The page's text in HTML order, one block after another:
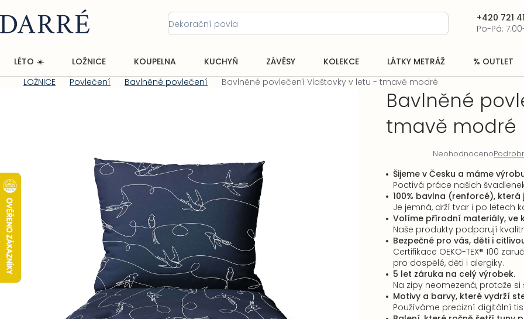
na
obsah
+420 721
Po-Pá:
LÉTO ☀️ LOŽNICE KOUPELNA KUCHYŇ ZÁVĚSY KOLEKCE LÁTKY METRÁŽ % OUTLET
LOŽNICE Povlečení Bavlněné povlečení Bavlněné povlečení Vlaštovky v letu - tmavě modré
Bavlněné
tmavě modré
hodnocení
produktu
0,0
hvězdiček.
Neohodnoceno
Šijeme v Česku a máme
Poctivá práce našich
100% bavlna (renforcé),
Je jemná, drží tvar i po letech
Volíme přírodní materiály, ve
Naše produkty podporují
Bezpečné pro vás, děti i
Certifikace OEKO-TEX® 100
pro dospělé, děti i alergiky.
5 let záruka na celý výrobek.
Na zipy neomezená, protože
Motivy a barvy, které vydrží
Používáme precizní digitální